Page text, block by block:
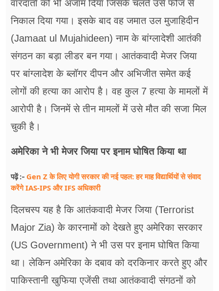
वारदातों को भी अंजाम दिया जिसके चलते उसे फौज से
निकाल दिया गया। इसके बाद वह जमात उल मुजाहिदीन
(Jamaat ul Mujahideen) नाम के बांग्लादेशी आतंकी
संगठन का बड़ा लीडर बन गया। आतंकवादी मेजर जिया
पर बांग्लादेश के ब्लॉगर दीपन और अभिजीत समेत कई
लोगों की हत्या का आरोप है। वह कुल 7 हत्या के मामलों में
आरोपी है। जिनमें से तीन मामलों में उसे मौत की सजा मिल
चुकी है।
अमेरिका ने भी मेजर जिया पर इनाम घोषित किया था
पढ़ें :- Gen Z के लिए योगी सरकार की नई पहल: हर माह विद्यार्थियों से संवाद
करेंगे IAS-IPS और IFS अधिकारी
दिलचस्प यह है कि आतंकवादी मेजर जिया (Terrorist
Major Zia) के कारनामों को देखते हुए अमेरिका सरकार
(US Government) ने भी उस पर इनाम घोषित किया
था। लेकिन अमेरिका के दबाव को दरकिनार करते हुए और
पाकिस्तानी खुफिया एजेंसी तथा आतंकवादी संगठनों को